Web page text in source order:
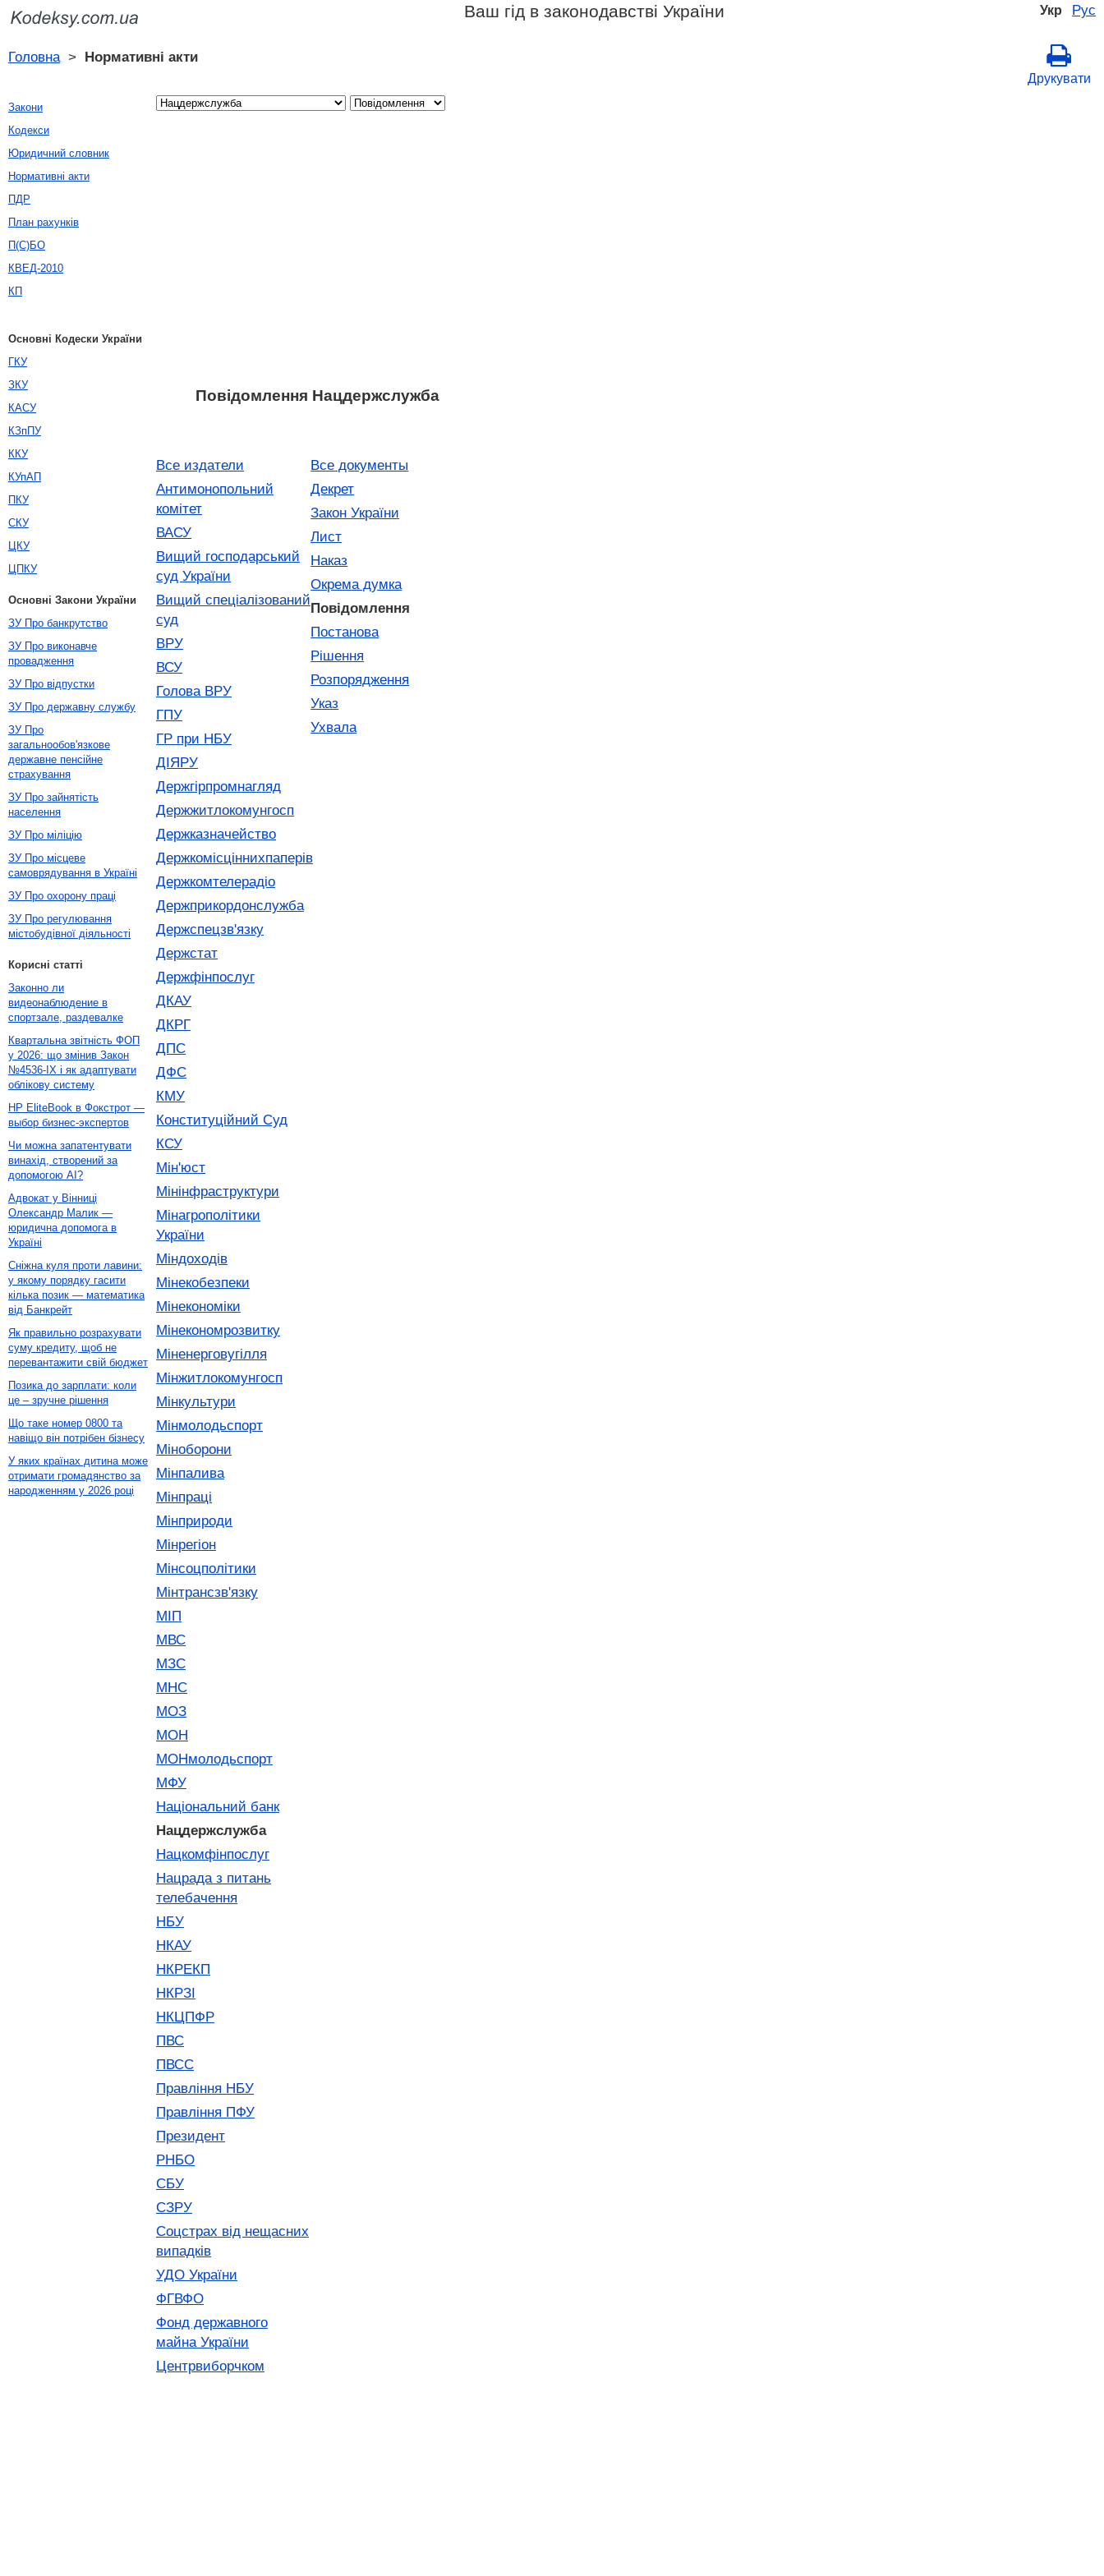
Укр Рус
Ваш гід в законодавстві України
Головна> Нормативні акти
Друкувати
Повідомлення Нацдержслужба
Все издатели
Антимонопольний
комітет
ВАСУ
Вищий господарський
суд України
Вищий спеціалізований
суд
ВРУ
ВСУ
Голова ВРУ
ГПУ
ГР при НБУ
ДІЯРУ
Держгірпромнагляд
Держжитлокомунгосп
Держказначейство
Держкомісціннихпаперів
Держкомтелерадіо
Держприкордонслужба
Держспецзв'язку
Держстат
Держфінпослуг
ДКАУ
ДКРГ
ДПС
ДФС
КМУ
Конституційний Суд
КСУ
Мін'юст
Мінінфраструктури
Мінагрополітики
України
Міндоходів
Мінекобезпеки
Мінекономіки
Мінекономрозвитку
Міненерговугілля
Мінжитлокомунгосп
Мінкультури
Мінмолодьспорт
Міноборони
Мінпалива
Мінпраці
Мінприроди
Мінрегіон
Мінсоцполітики
Мінтрансзв'язку
МІП
МВС
МЗС
МНС
МОЗ
МОН
МОНмолодьспорт
МФУ
Національний банк
Нацдержслужба
Нацкомфінпослуг
Нацрада з питань
телебачення
НБУ
НКАУ
НКРЕКП
НКРЗІ
НКЦПФР
ПВС
ПВСС
Правління НБУ
Правління ПФУ
Президент
РНБО
СБУ
СЗРУ
Соцстрах від нещасних
випадків
УДО України
ФГВФО
Фонд державного
майна України
Центрвиборчком
Все документы
Декрет
Закон України
Лист
Наказ
Окрема думка
Повідомлення
Постанова
Рішення
Розпорядження
Указ
Ухвала
Закони
Кодекси
Юридичний словник
Нормативні акти
ПДР
План рахунків
П(С)БО
КВЕД-2010
КП
Основні Кодески України
ГКУ
ЗКУ
КАСУ
КЗпПУ
ККУ
КУпАП
ПКУ
СКУ
ЦКУ
ЦПКУ
Основні Закони України
ЗУ Про банкрутство
ЗУ Про виконавче
провадження
ЗУ Про відпустки
ЗУ Про державну службу
ЗУ Про
загальнообов'язкове
державне пенсійне
страхування
ЗУ Про зайнятість
населення
ЗУ Про міліцію
ЗУ Про місцеве
самоврядування в Україні
ЗУ Про охорону праці
ЗУ Про регулювання
містобудівної діяльності
Корисні статті
Законно ли
видеонаблюдение в
спортзале, раздевалке
Квартальна звітність ФОП
у 2026: що змінив Закон
№4536-IX і як адаптувати
облікову систему
HP EliteBook в Фокстрот —
выбор бизнес-экспертов
Чи можна запатентувати
винахід, створений за
допомогою AI?
Адвокат у Вінниці
Олександр Малик —
юридична допомога в
Україні
Сніжна куля проти лавини:
у якому порядку гасити
кілька позик — математика
від Банкрейт
Як правильно розрахувати
суму кредиту, щоб не
перевантажити свій бюджет
Позика до зарплати: коли
це – зручне рішення
Що таке номер 0800 та
навіщо він потрібен бізнесу
У яких країнах дитина може
отримати громадянство за
народженням у 2026 році